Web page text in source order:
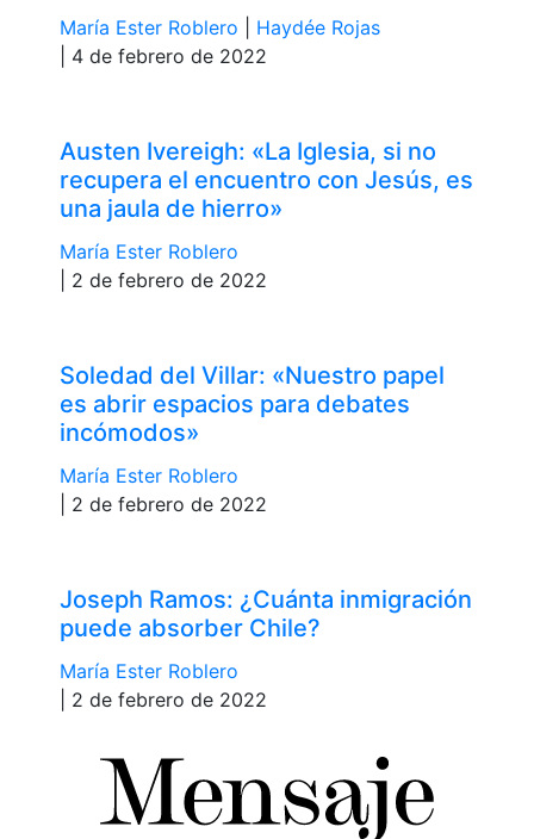
María Ester Roblero
Haydée Rojas
| 4 de febrero de 2022
Austen Ivereigh: «La Iglesia, si no
recupera el encuentro con Jesús, es
una jaula de hierro»
María Ester Roblero
| 2 de febrero de 2022
Soledad del Villar: «Nuestro papel
es abrir espacios para debates
incómodos»
María Ester Roblero
| 2 de febrero de 2022
Joseph Ramos: ¿Cuánta inmigración
puede absorber Chile?
María Ester Roblero
| 2 de febrero de 2022